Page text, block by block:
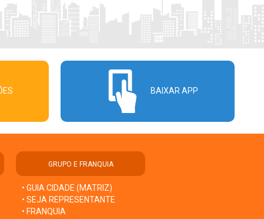
BAIXAR APP
GRUPO E FRANQUIA
• GUIA CIDADE (MATRIZ)
• SEJA REPRESENTANTE
• FRANQUIA